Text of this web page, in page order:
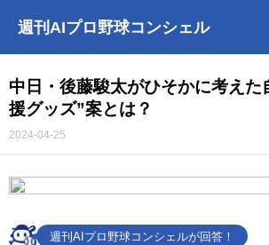
週刊AIプロ野球コンシェル
中日・後藤駿太がひそかに考えた
援グッズ”案とは？
2024-04-25
週刊AIプロ野球コンシェルが回答！